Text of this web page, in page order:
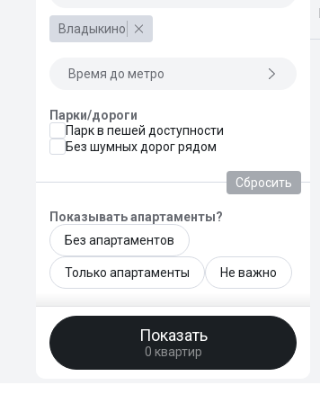
Владыкино
Время до метро
Парки/дороги
Парк в пешей доступности
Без шумных дорог рядом
Сбросить
Показывать апартаменты?
Без апартаментов
Только апартаменты Не важно
Общая площадь, м²
—
Показать
0 квартир